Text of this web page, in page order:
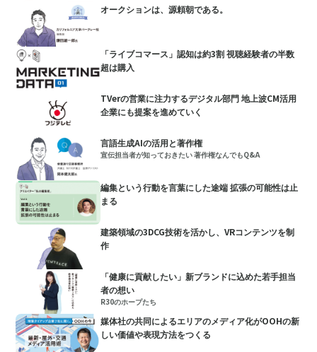
オークションは、源頼朝である。
「ライブコマース」認知は約3割 視聴経験者の半数
超は購入
TVerの営業に注力するデジタル部門 地上波CM活用
企業にも提案を進めていく
言語生成AIの活用と著作権
宣伝担当者が知っておきたい 著作権なんでもQ&A
編集という行動を言葉にした途端 拡張の可能性は止
まる
建築領域の3DCG技術を活かし、VRコンテンツを制
作
「健康に貢献したい」新ブランドに込めた若手担当
者の想い
R30のホープたち
媒体社の共同によるエリアのメディア化がOOHの新
しい価値や表現方法をつくる